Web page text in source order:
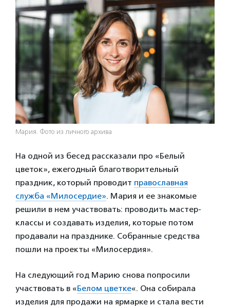
Мария. Фото из личного архива
На одной из бесед рассказали про «Белый
цветок», ежегодный благотворительный
праздник, который проводит православная
служба «Милосердие». Мария и ее знакомые
решили в нем участвовать: проводить мастер-
классы и создавать изделия, которые потом
продавали на празднике. Собранные средства
пошли на проекты «Милосердия».
На следующий год Марию снова попросили
участвовать в «Белом цветке«. Она собирала
изделия для продажи на ярмарке и стала вести